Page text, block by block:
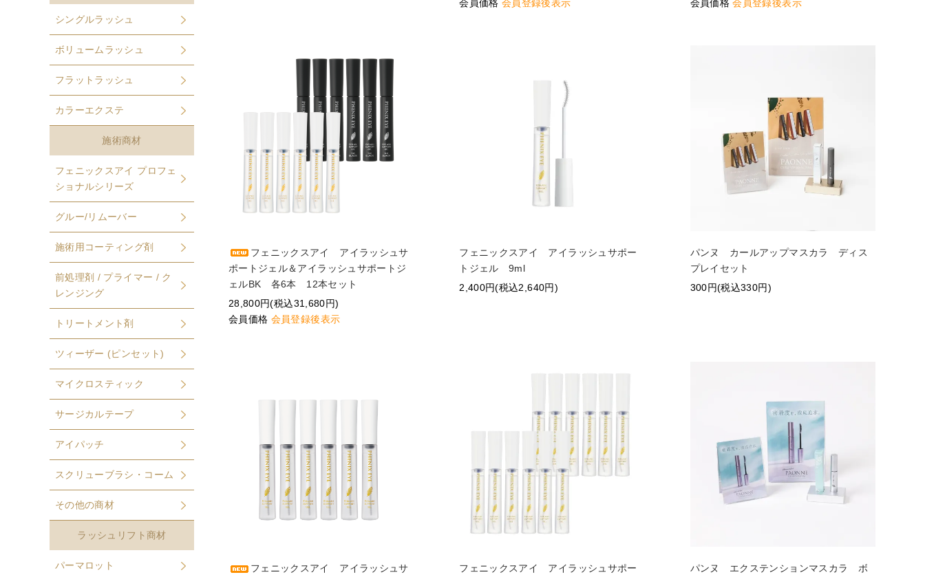
会員価格 会員登録後表示
会員価格 会員登録後表示
フェニックスアイ アイラッシュサ
ポートジェル＆アイラッシュサポートジ
ェルBK 各6本 12本セット
28,800円(税込31,680円)
会員価格 会員登録後表示
フェニックスアイ アイラッシュサポー
トジェル 9ml
2,400円(税込2,640円)
パンヌ カールアップマスカラ ディス
プレイセット
300円(税込330円)
フェニックスアイ アイラッシュサ
フェニックスアイ アイラッシュサポー
パンヌ エクステンションマスカラ ボ
シングルラッシュ
ボリュームラッシュ
フラットラッシュ
カラーエクステ
施術商材
フェニックスアイ プロフェ
ショナルシリーズ
グルー/リムーバー
施術用コーティング剤
前処理剤 / プライマー / ク
レンジング
トリートメント剤
ツィーザー (ピンセット)
マイクロスティック
サージカルテープ
アイパッチ
スクリューブラシ・コーム
その他の商材
ラッシュリフト商材
パーマロット